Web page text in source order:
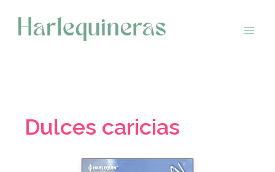
contenido
Dulces caricias